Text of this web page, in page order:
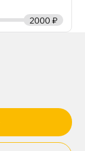
2000 ₽